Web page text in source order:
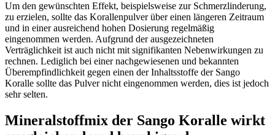
Um den gewünschten Effekt, beispielsweise zur Schmerzlinderung,
zu erzielen, sollte das Korallenpulver über einen längeren Zeitraum
und in einer ausreichend hohen Dosierung regelmäßig
eingenommen werden. Aufgrund der ausgezeichneten
Verträglichkeit ist auch nicht mit signifikanten Nebenwirkungen zu
rechnen. Lediglich bei einer nachgewiesenen und bekannten
Überempfindlichkeit gegen einen der Inhaltsstoffe der Sango
Koralle sollte das Pulver nicht eingenommen werden, dies ist jedoch
sehr selten.
Mineralstoffmix der Sango Koralle wirkt